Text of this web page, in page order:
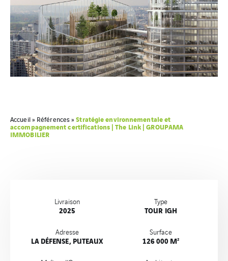
Accueil» Références»Stratégie environnementale et
accompagnement certifications | The Link | GROUPAMA
IMMOBILIER
Livraison
2025
Type
TOUR IGH
Adresse
LA DÉFENSE, PUTEAUX
Surface
126 000 M²